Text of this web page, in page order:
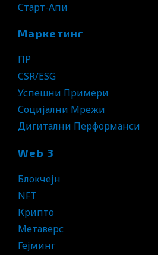
Старт-Апи
Маркетинг
ПР
CSR/ESG
Успешни Примери
Социјални Мрежи
Дигитални Перформанси
Web 3
Блокчејн
NFT
Крипто
Метаверс
Гејминг